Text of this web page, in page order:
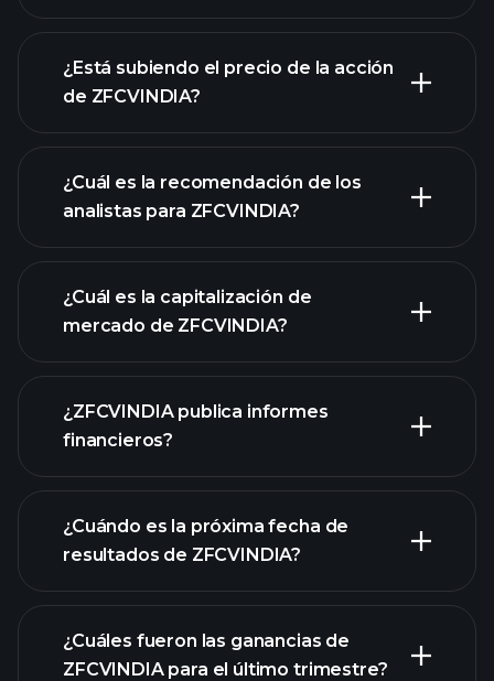
gráfico
avanzado
¿Está subiendo el precio de la acción
de ZFCVINDIA?
gráfico de
ZFCVINDIA
¿Cuál es la recomendación de los
analistas para ZFCVINDIA?
¿Cuál es la capitalización de
mercado de ZFCVINDIA?
nuestra lista de acciones
¿ZFCVINDIA publica informes
financieros?
los estados financieros
de ZFCVINDIA
¿Cuándo es la próxima fecha de
resultados de ZFCVINDIA?
¿Cuáles fueron las ganancias de
ZFCVINDIA para el último trimestre?